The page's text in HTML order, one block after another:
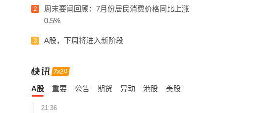
2
周末要闻回顾：7月份居民消费价格同比上涨
0.5%
3 A股，下周将进入新阶段
A股 重要 公告 期货 异动 港股 美股
21:36